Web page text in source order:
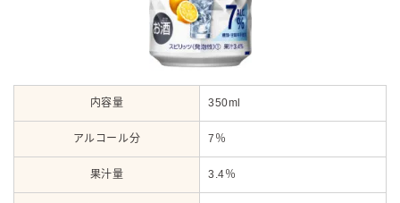
内容量 350ml
アルコール分 7％
果汁量 3.4％